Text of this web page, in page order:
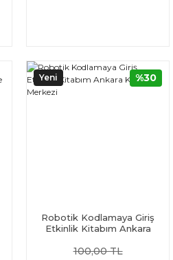
Yeni
Robotik Kodlamaya Giriş
Etkinlik Kitabım Ankara
100,00 TL
%30